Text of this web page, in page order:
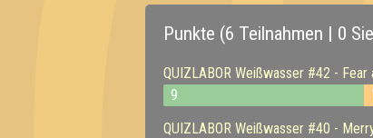
Punkte (6 Teilnahmen | 0
QUIZLABOR Weißwasser #42 -
9
QUIZLABOR Weißwasser #40 -